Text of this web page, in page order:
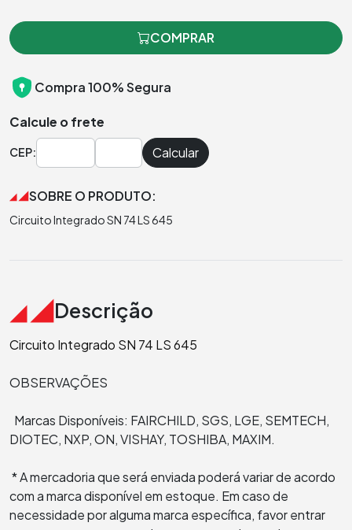
COMPRAR
Compra 100% Segura
Calcule o frete
CEP: Calcular
SOBRE O PRODUTO:
Circuito Integrado SN 74 LS 645
Descrição
Circuito Integrado SN 74 LS 645
OBSERVAÇÕES
Marcas Disponíveis: FAIRCHILD, SGS, LGE, SEMTECH,
DIOTEC, NXP, ON, VISHAY, TOSHIBA, MAXIM.
* A mercadoria que será enviada poderá variar de acordo
com a marca disponível em estoque. Em caso de
necessidade por alguma marca específica, favor entrar